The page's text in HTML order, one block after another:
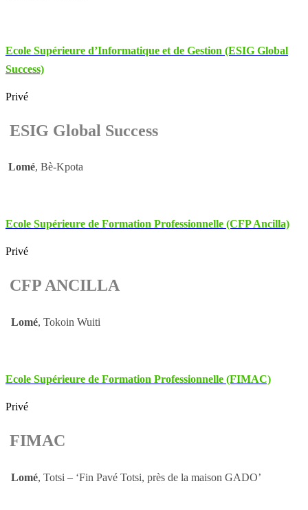
Ecole Supérieure d’Informatique et de Gestion (ESIG Global
Success)
Privé
ESIG Global Success
Lomé, Bè-Kpota
Ecole Supérieure de Formation Professionnelle (CFP Ancilla)
Privé
CFP ANCILLA
Lomé, Tokoin Wuiti
Ecole Supérieure de Formation Professionnelle (FIMAC)
Privé
FIMAC
Lomé, Totsi – ‘Fin Pavé Totsi, près de la maison GADO’